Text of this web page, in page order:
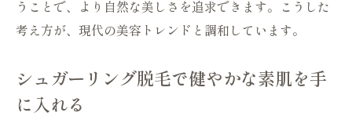
方
後悔しないためのシュガーリング脱毛比較
シュガーリング脱毛の効果と持続期間の真実
シュガーリング脱毛の効果と実感できる持
うことで、より自然な美しさを追求できます。こうした
考え方が、現代の美容トレンドと調和しています。
シュガーリング脱毛で健やかな素肌を手
に入れる